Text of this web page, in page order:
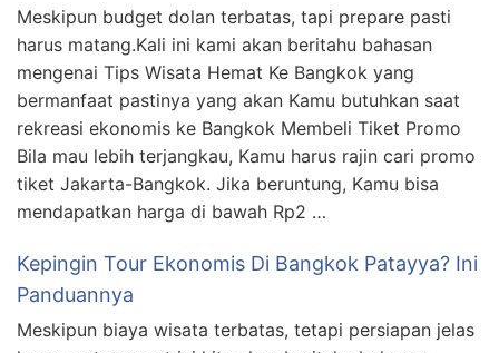
Meskipun budget dolan terbatas, tapi prepare pasti
harus matang.Kali ini kami akan beritahu bahasan
mengenai Tips Wisata Hemat Ke Bangkok yang
bermanfaat pastinya yang akan Kamu butuhkan saat
rekreasi ekonomis ke Bangkok Membeli Tiket Promo
Bila mau lebih terjangkau, Kamu harus rajin cari promo
tiket Jakarta-Bangkok. Jika beruntung, Kamu bisa
mendapatkan harga di bawah Rp2 …
Kepingin Tour Ekonomis Di Bangkok Patayya? Ini
Panduannya
Meskipun biaya wisata terbatas, tetapi persiapan jelas